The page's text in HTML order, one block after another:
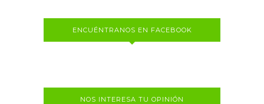
ENCUÉNTRANOS EN FACEBOOK
NOS INTERESA TU OPINIÓN